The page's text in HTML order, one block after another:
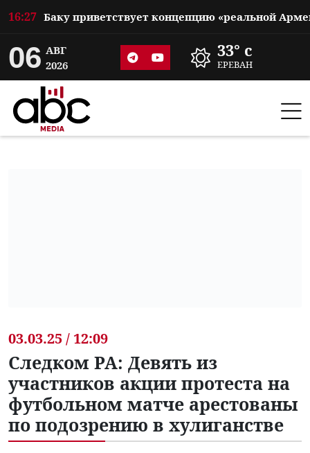
16:27
06 АВГ
2026
33° c
ЕРЕВАН
03.03.25 / 12:09
Следком РА: Девять из
участников акции протеста на
футбольном матче арестованы
по подозрению в хулиганстве